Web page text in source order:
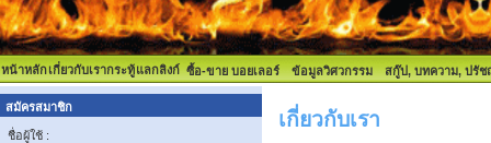
หน้าหลักเกี่ยวกับเรากระทู้แลกลิงก์ ซื้อ-ขาย บอยเลอร์ ข้อมูลวิศวกรรม สกู๊ป, บทความ, ปรัช
สมัครสมาชิก
ชื่อผู้ใช้ :
เกี่ยวกับเรา